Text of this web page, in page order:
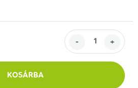
KOSÁRBA